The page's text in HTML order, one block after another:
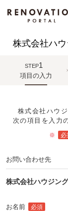
株式会社ハ
STEP1
項目の入力
株式会社ハウ
次の項目を入力
※ 必
お問い合わせ先
株式会社ハウジン
お名前 必須